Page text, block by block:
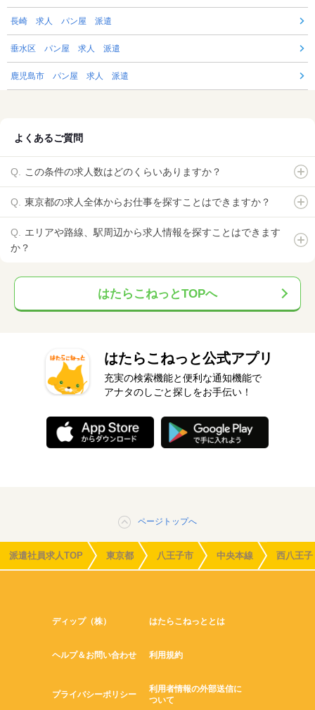
長崎 求人 パン屋 派遣
垂水区 パン屋 求人 派遣
鹿児島市 パン屋 求人 派遣
よくあるご質問
この条件の求人数はどのくらいありますか？
東京都の求人全体からお仕事を探すことはできますか？
エリアや路線、駅周辺から求人情報を探すことはできます
か？
はたらこねっとTOPへ
はたらこねっと公式アプリ
充実の検索機能と便利な通知機能で
アナタのしごと探しをお手伝い！
ページトップへ
派遣社員求人TOP 東京都 八王子市 中央本線 西八王子
ディップ（株） はたらこねっととは
ヘルプ＆お問い合わせ 利用規約
プライバシーポリシー
利用者情報の外部送信に
ついて